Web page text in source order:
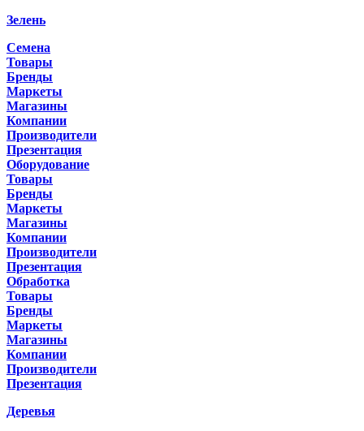
Зелень
Семена
Товары
Бренды
Маркеты
Магазины
Компании
Производители
Презентация
Оборудование
Товары
Бренды
Маркеты
Магазины
Компании
Производители
Презентация
Обработка
Товары
Бренды
Маркеты
Магазины
Компании
Производители
Презентация
Деревья